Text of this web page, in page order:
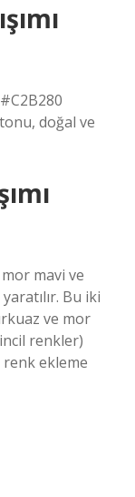
doğal ve
mavi ve
yaratılır. Bu iki
ve mor
renkler)
ekleme